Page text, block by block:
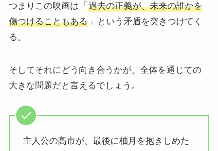
つまりこの映画は「 過去の正義が、未来の誰かを
傷つけることもある」という矛盾を突きつけてく
る。
そしてそれにどう向き合うかが、全体を通じての
大きな問題だと言えるでしょう。
主人公の高市が、最後に柚月を抱きしめた